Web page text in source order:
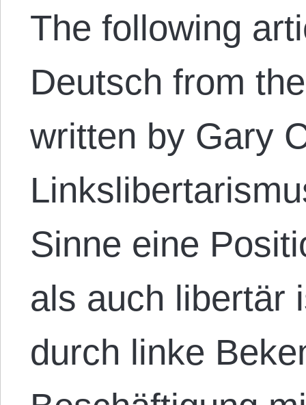
The following
Deutsch from
written by Gary
Sinne eine
als auch libertär
durch linke